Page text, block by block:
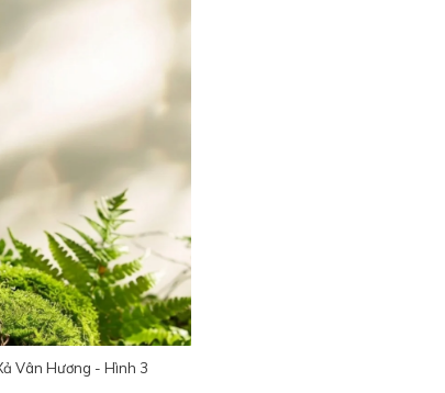
Vân Hương - Hình 3